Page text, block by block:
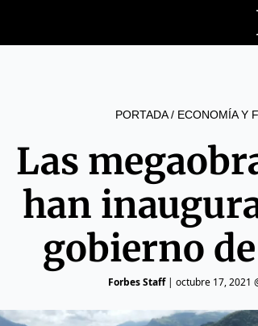
PORTADA/ ECONOMÍA Y
Las
han
gobierno
Forbes Staff| octubre 17, 2021